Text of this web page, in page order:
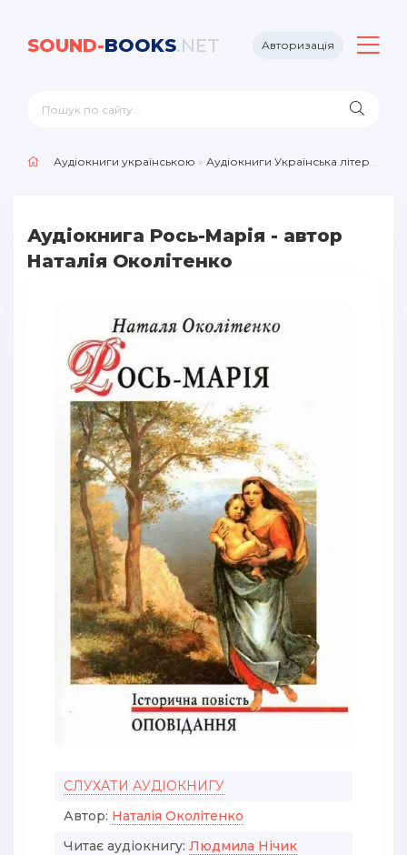
SOUND-BOOKS.NET Авторизація
Аудіокниги українською » Аудіокниги Українська література
Аудіокнига Рось-Марія - автор
Наталія Околітенко
СЛУХАТИ АУДІОКНИГУ
Автор: Наталія Околітенко
Читає аудіокнигу: Людмила Нічик